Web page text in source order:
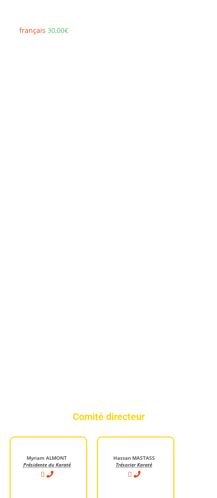
français 30,00€
Comité directeur
Myriam ALMONT
Présidente du Karaté
Hassan MASTASS
Trésorier Karaté